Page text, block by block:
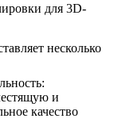
для 3D-
несколько
:
и
качество